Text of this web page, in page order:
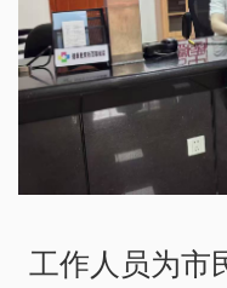
工作人员为市